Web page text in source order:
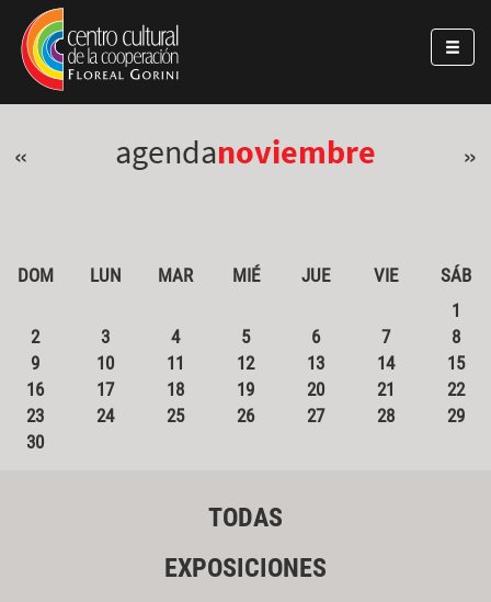
Pasar al contenido principal
Jump to main content
« agendanoviembre »
DOM LUN MAR MIÉ JUE VIE
SÁB
1
2
3 4 5 6 7
8
9
10 11 12 13 14
15
16
17 18 19 20 21
22
23
24 25 26 27 28
29
30
TODAS
EXPOSICIONES